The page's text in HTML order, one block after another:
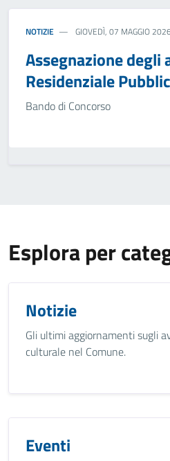
NOTIZIE GIOVEDÌ, 07 MAGGIO 2026
Assegnazione degli
Residenziale
Bando di Concorso
Esplora per
Notizie
Gli ultimi aggiornamenti sugli
culturale nel Comune.
Eventi